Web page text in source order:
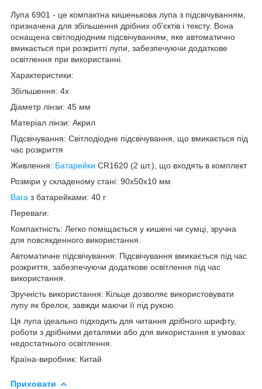
Лупа 6901 - це компактна кишенькова лупа з підсвічуванням,
призначена для збільшення дрібних об'єктів і тексту. Вона
оснащена світлодіодним підсвічуванням, яке автоматично
вмикається при розкритті лупи, забезпечуючи додаткове
освітлення при використанні.
Характеристики:
Збільшення: 4x
Діаметр лінзи: 45 мм
Матеріал лінзи: Акрил
Підсвічування: Світлодіодне підсвічування, що вмикається під
час розкриття
Живлення: Батарейки CR1620 (2 шт.), що входять в комплект
Розміри у складеному стані: 90х50х10 мм
Вага з батарейками: 40 г
Переваги:
Компактність: Легко поміщається у кишені чи сумці, зручна
для повсякденного використання.
Автоматичне підсвічування: Підсвічування вмикається під час
розкриття, забезпечуючи додаткове освітлення під час
використання.
Зручність використання: Кільце дозволяє використовувати
лупу як брелок, завжди маючи її під рукою.
Ця лупа ідеально підходить для читання дрібного шрифту,
роботи з дрібними деталями або для використання в умовах
недостатнього освітлення.
Країна-виробник: Китай
Приховати